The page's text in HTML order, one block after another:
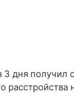
дня получил